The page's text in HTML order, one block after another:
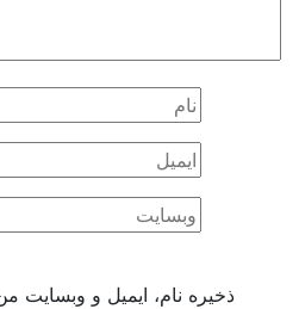
ذخیره نام، ایمیل و وبسایت من